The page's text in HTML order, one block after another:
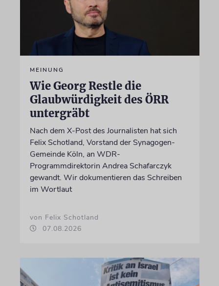
MEINUNG
Wie Georg Restle die
Glaubwürdigkeit des ÖRR
untergräbt
Nach dem X-Post des Journalisten hat sich
Felix Schotland, Vorstand der Synagogen-
Gemeinde Köln, an WDR-
Programmdirektorin Andrea Schafarczyk
gewandt. Wir dokumentieren das Schreiben
im Wortlaut
von Felix Schotland
07.08.2026